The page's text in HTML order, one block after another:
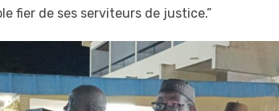
fier de ses serviteurs de justice.”